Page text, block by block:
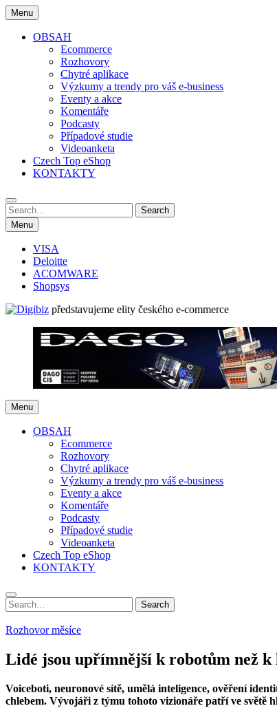
Skip
to
content
Menu
OBSAH
Ecommerce
Rozhovory
Chytré aplikace
Výzkumy a trendy pro váš e-business
Eventy a akce
Komentáře
Podcasty
Případové studie
Videoanketa
Czech Top eShop
KONTAKTY
Search
for:
Search
Menu
VISA
Deloitte
ACOMWARE
Shopsys
představujeme elity českého e-commerce
Menu
OBSAH
Ecommerce
Rozhovory
Chytré aplikace
Výzkumy a trendy pro váš e-business
Eventy a akce
Komentáře
Podcasty
Případové studie
Videoanketa
Czech Top eShop
KONTAKTY
Search
for:
Search
Rozhovor měsíce
Lidé jsou upřímnější k robotům než
Voiceboti, neuronové sítě, umělá inteligence, ověření
chlebem. Vývojáři z týmu tohoto vizionáře patří ve světě